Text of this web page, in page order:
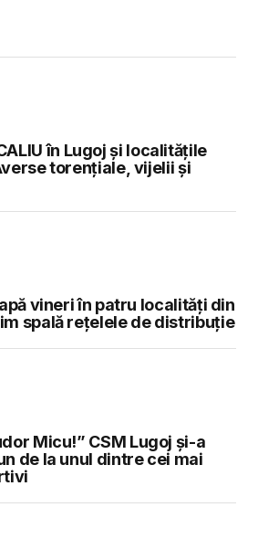
în Lugoj și localitățile
torențiale, vijelii și
vineri în patru localități din
spală rețelele de distribuție
Micu!” CSM Lugoj și-a
de la unul dintre cei mai